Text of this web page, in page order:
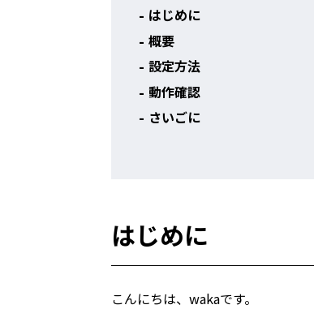
はじめに
概要
設定方法
動作確認
さいごに
はじめに
こんにちは、wakaです。